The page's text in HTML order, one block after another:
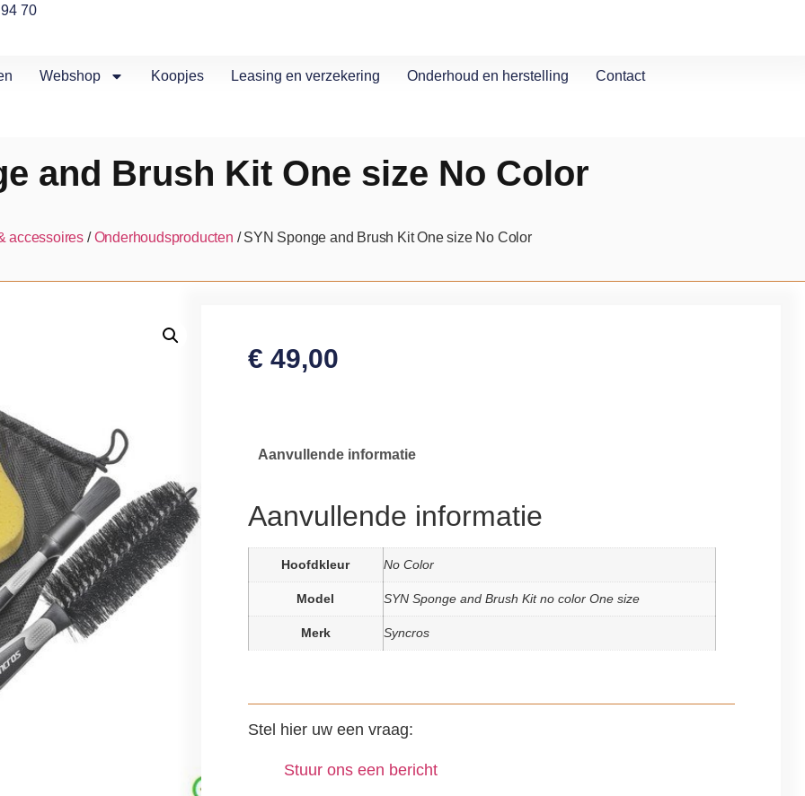
70
Webshop Koopjes Leasing en verzekering Onderhoud en herstelling Contact
and Brush Kit One size No Color
accessoires /Onderhoudsproducten / SYN Sponge and Brush Kit One size No Color
€ 49,00
Aanvullende informatie
Aanvullende informatie
Hoofdkleur No Color
Model SYN Sponge and Brush Kit no color One size
Merk Syncros
Stel hier uw een vraag:
Stuur ons een bericht